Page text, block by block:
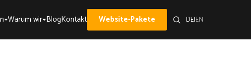
Warum wir BlogKontakt Website-Pakete DE|EN